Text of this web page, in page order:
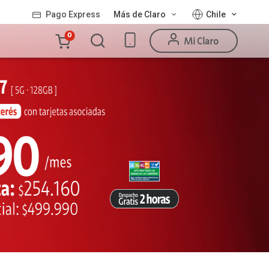
Pago Express Más de Claro Chile
Mi Claro
Carro
la
0